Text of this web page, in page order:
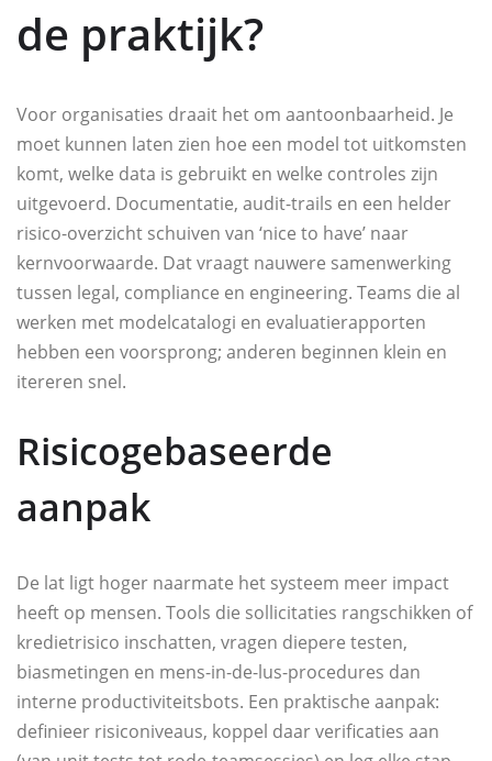
de praktijk?
Voor organisaties draait het om aantoonbaarheid. Je
moet kunnen laten zien hoe een model tot uitkomsten
komt, welke data is gebruikt en welke controles zijn
uitgevoerd. Documentatie, audit-trails en een helder
risico-overzicht schuiven van ‘nice to have’ naar
kernvoorwaarde. Dat vraagt nauwere samenwerking
tussen legal, compliance en engineering. Teams die al
werken met modelcatalogi en evaluatierapporten
hebben een voorsprong; anderen beginnen klein en
itereren snel.
Risicogebaseerde
aanpak
De lat ligt hoger naarmate het systeem meer impact
heeft op mensen. Tools die sollicitaties rangschikken of
kredietrisico inschatten, vragen diepere testen,
biasmetingen en mens-in-de-lus-procedures dan
interne productiviteitsbots. Een praktische aanpak:
definieer risiconiveaus, koppel daar verificaties aan